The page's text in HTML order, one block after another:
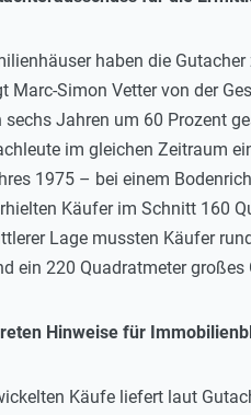
haben die
Marc-Simon Vetter von der
Jahren um 60 Prozent
im gleichen Zeitraum
1975 – bei einem
Käufer im Schnitt 160
Lage mussten Käufer
ein 220 Quadratmeter großes
Hinweise für
Käufe liefert laut